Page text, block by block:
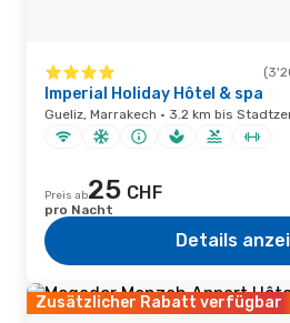
Imperial Holiday Hôtel & spa
Gueliz, Marrakech · 3.2 km bis
Preis ab25 CHF
pro Nacht
Details
Zusätzlicher Rabatt verfügbar